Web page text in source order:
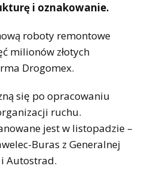
i oznakowanie.
roboty remontowe
milionów złotych
Drogomex.
się po opracowaniu
ruchu.
jest w listopadzie –
Buras z Generalnej
Autostrad.